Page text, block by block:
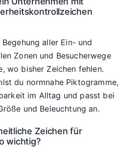
aller Ein- und
Zonen und Besucherwege
wo bisher Zeichen fehlen.
du normnahe Piktogramme,
im Alltag und passt bei
und Beleuchtung an.
Zeichen für
wichtig?